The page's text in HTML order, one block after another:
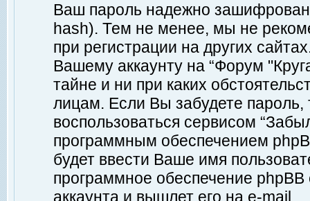
Ваш пароль надежно
hash). Тем не менее, мы не
при регистрации на других
Вашему аккаунту на “Форум
тайне и ни при каких
лицам. Если Вы забудете пароль,
воспользоваться сервисом
программным обеспечением
будет ввести Ваше имя
программное обеспечение
аккаунта и вышлет его на e-mail.